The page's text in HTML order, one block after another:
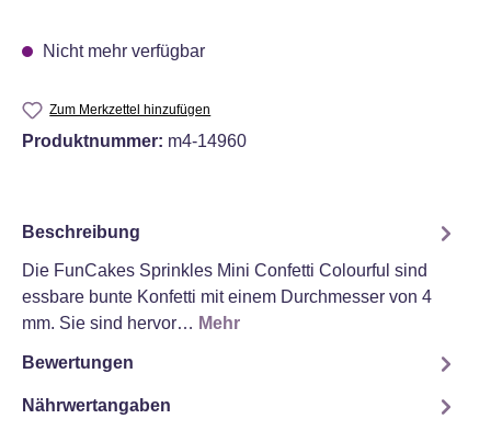
Nicht mehr verfügbar
Zum Merkzettel hinzufügen
Produktnummer: m4-14960
Beschreibung
Die FunCakes Sprinkles Mini Confetti Colourful sind
essbare bunte Konfetti mit einem Durchmesser von 4
mm. Sie sind hervor… Mehr
Bewertungen
Nährwertangaben